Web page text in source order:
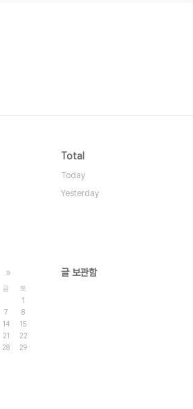
..
Total
Today
Yesterday
»
금
토
1
7
8
14
15
21
22
28
29
글 보관함